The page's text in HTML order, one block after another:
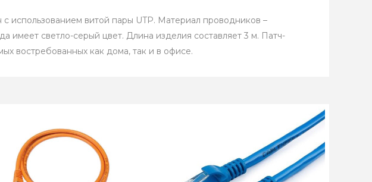
использованием витой пары UTP. Материал проводников –
имеет светло-серый цвет. Длина изделия составляет 3 м. Патч-
востребованных как дома, так и в офисе.